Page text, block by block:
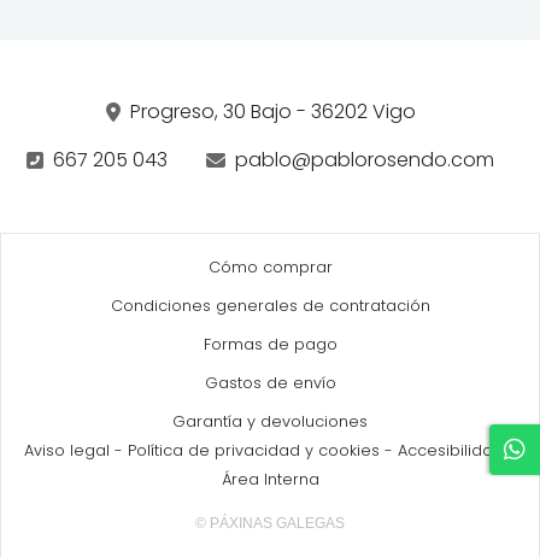
Progreso, 30 Bajo - 36202 Vigo
667 205 043
pablo@pablorosendo.com
Cómo comprar
Condiciones generales de contratación
Formas de pago
Gastos de envío
Garantía y devoluciones
Aviso legal - Política de privacidad y cookies - Accesibilidad -
Área Interna
© PÁXINAS GALEGAS